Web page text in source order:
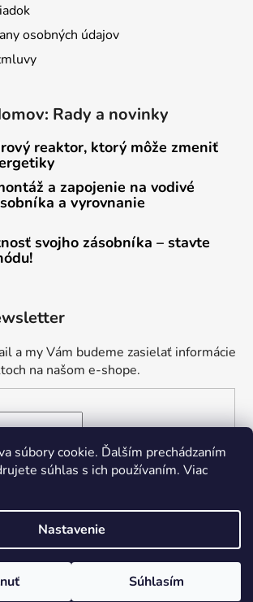
súbory cookie. Ďalším prechádzaním
súhlas s ich používaním. Viac
Nastavenie
Súhlasím
osobných údajov
Rady a novinky
reaktor, ktorý môže zmeniť
a zapojenie na vodivé
a vyrovnanie
svojho zásobníka – stavte
a my Vám budeme zasielať informácie
na našom e-shope.
súhlasíte s
podmienkami ochrany
Vytvoril Shoptet